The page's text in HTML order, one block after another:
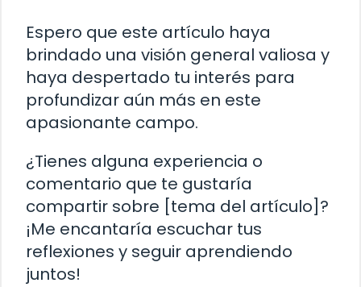
Espero que este artículo haya
brindado una visión general valiosa y
haya despertado tu interés para
profundizar aún más en este
apasionante campo.
¿Tienes alguna experiencia o
comentario que te gustaría
compartir sobre [tema del artículo]?
¡Me encantaría escuchar tus
reflexiones y seguir aprendiendo
juntos!